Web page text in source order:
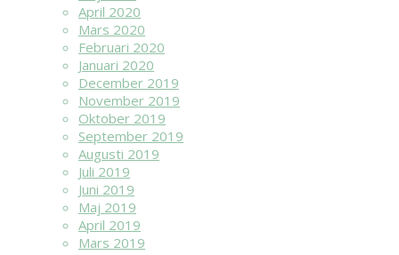
April 2020
Mars 2020
Februari 2020
Januari 2020
December 2019
November 2019
Oktober 2019
September 2019
Augusti 2019
Juli 2019
Juni 2019
Maj 2019
April 2019
Mars 2019